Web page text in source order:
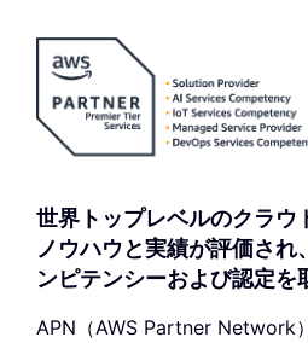
世界トップレベルのクラウ
ノウハウと実績が評価され
ンピテンシーおよび認定を
APN（AWS Partner Network